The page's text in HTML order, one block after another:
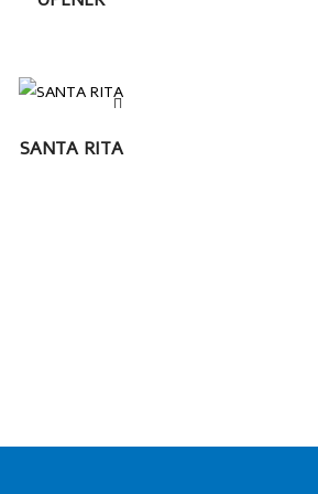
MÁS
LEER MÁS
SANTA RITA